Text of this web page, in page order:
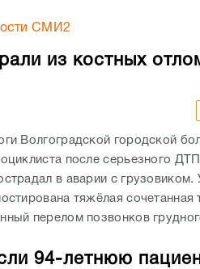
СМИ2
из костных
Волгоградской городской
после серьезного
в аварии с
тяжёлая сочетанная
перелом позвонков
94-летнюю